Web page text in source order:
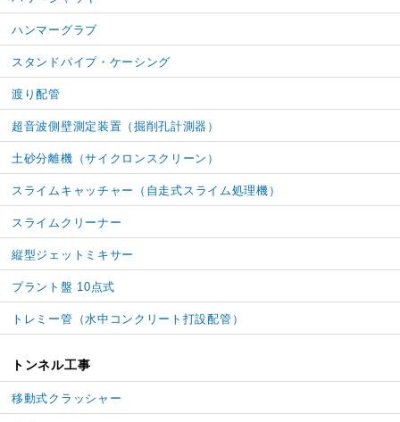
ハンマーグラブ
スタンドパイプ・ケーシング
渡り配管
超音波側壁測定装置（掘削孔計測器）
土砂分離機（サイクロンスクリーン）
スライムキャッチャー （自走式スライム処理機）
スライムクリーナー
縦型ジェットミキサー
プラント盤 10点式
トレミー管 （水中コンクリート打設配管）
トンネル工事
移動式クラッシャー